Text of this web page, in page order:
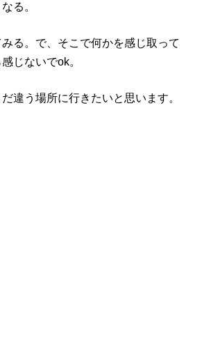
る。
る。で、そこで何かを感じ取って
じないでok。
違う場所に行きたいと思います。